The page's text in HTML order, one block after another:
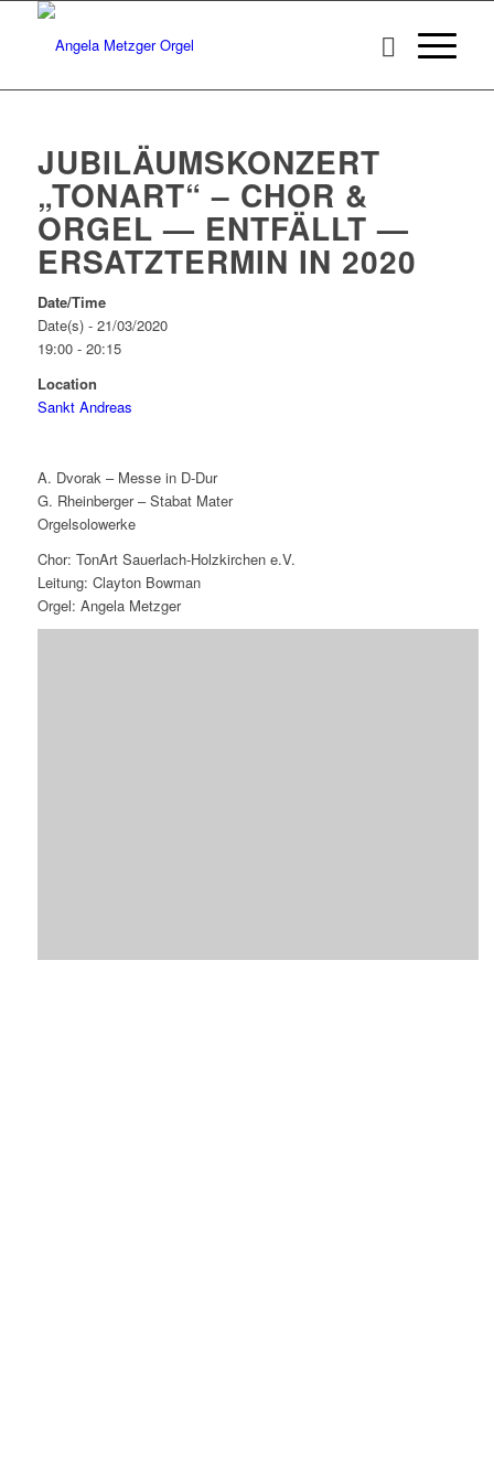
JUBILÄUMSKONZERT
„TONART“ – CHOR &
ORGEL — ENTFÄLLT —
ERSATZTERMIN IN 2020
Date/Time
Date(s) - 21/03/2020
19:00 - 20:15
Location
Sankt Andreas
A. Dvorak – Messe in D-Dur
G. Rheinberger – Stabat Mater
Orgelsolowerke
Chor: TonArt Sauerlach-Holzkirchen e.V.
Leitung: Clayton Bowman
Orgel: Angela Metzger